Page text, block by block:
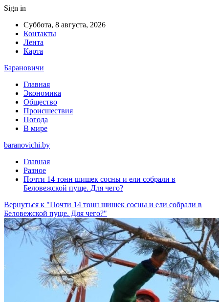
Sign in
Суббота, 8 августа, 2026
Контакты
Лента
Карта
Барановичи
Главная
Экономика
Общество
Происшествия
Погода
В мире
baranovichi.by
Главная
Разное
Почти 14 тонн шишек сосны и ели собрали в
Беловежской пуще. Для чего?
Вернуться к "Почти 14 тонн шишек сосны и ели собрали в
Беловежской пуще. Для чего?"